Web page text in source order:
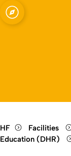
Open quicklink
HF Facilities
Education (DHR)